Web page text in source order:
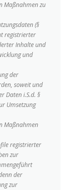
Maßnahmen zu
(§
registrierter
Inhalte und
und
der
soweit und
Daten i.S.d. §
Umsetzung
Maßnahmen
registrierter
zur
der
zur